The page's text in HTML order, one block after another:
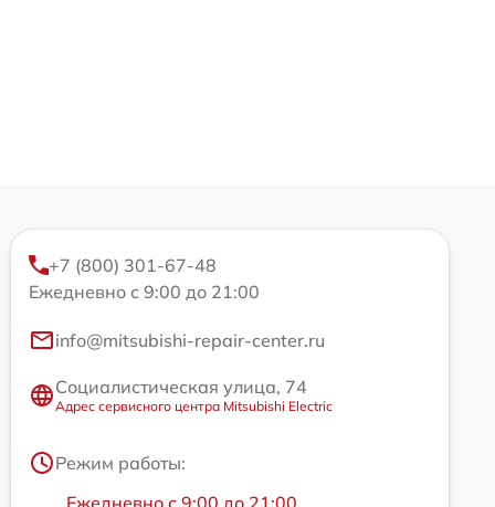
+7 (800) 301-67-48
Ежедневно с 9:00 до 21:00
info@mitsubishi-repair-center.ru
Социалистическая улица, 74
Адрес сервисного центра Mitsubishi Electric
Режим работы: